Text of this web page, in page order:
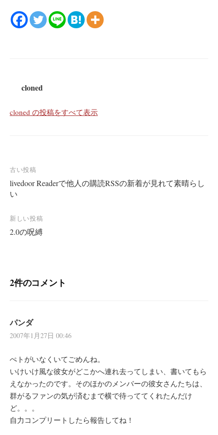
cloned
cloned の投稿をすべて表示
投
稿
ナ
ビ
ゲ
ン
古い投稿
livedoor Readerで他人の購読RSSの新着が見れて素晴らし
い
新しい投稿
2.0の呪縛
2件のコメント
パンダ
2007年1月27日 00:46
ぺトがいなくいてごめんね。
いけいけ風な彼女がどこかへ連れ去ってしまい、書いてもら
えなかったのです。そのほかのメンバーの彼女さんたちは、
群がるファンの気が済むまで横で待っててくれたんだけ
ど。。。
自力コンプリートしたら報告してね！